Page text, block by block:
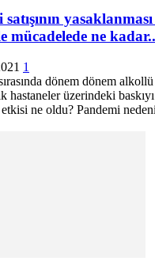
mücadelede ne
1
dönem dönem
üzerindeki baskıyı
ne oldu? Pandemi